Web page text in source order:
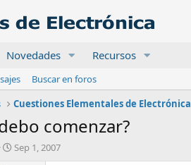
Novedades Recursos
Buscar en foros
Cuestiones Elementales de Electrónica
comenzar?
F
Sep 1, 2007